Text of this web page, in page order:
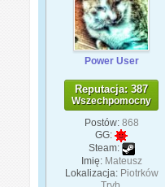
Power User
Reputacja: 387
Wszechpomocny
Postów: 868
GG:
Steam:
Imię: Mateusz
Lokalizacja: Piotrków